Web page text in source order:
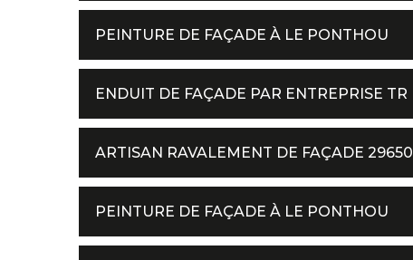
PEINTURE DE FAÇADE À LE PONTHOU
ENDUIT DE FAÇADE PAR ENTREPRISE TR
ARTISAN RAVALEMENT DE FAÇADE 29650
PEINTURE DE FAÇADE À LE PONTHOU